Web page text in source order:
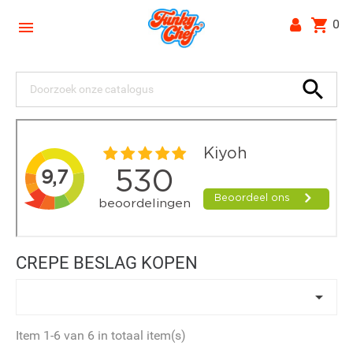
 shopping_cart 0

CREPE BESLAG KOPEN

Item 1-6 van 6 in totaal item(s)